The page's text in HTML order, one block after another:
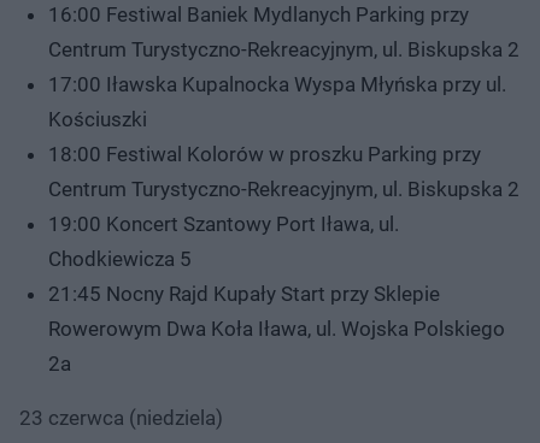
16:00 Festiwal Baniek Mydlanych Parking przy
Centrum Turystyczno-Rekreacyjnym, ul. Biskupska 2
17:00 Iławska Kupalnocka Wyspa Młyńska przy ul.
Kościuszki
18:00 Festiwal Kolorów w proszku Parking przy
Centrum Turystyczno-Rekreacyjnym, ul. Biskupska 2
19:00 Koncert Szantowy Port Iława, ul.
Chodkiewicza 5
21:45 Nocny Rajd Kupały Start przy Sklepie
Rowerowym Dwa Koła Iława, ul. Wojska Polskiego
2a
23 czerwca (niedziela)